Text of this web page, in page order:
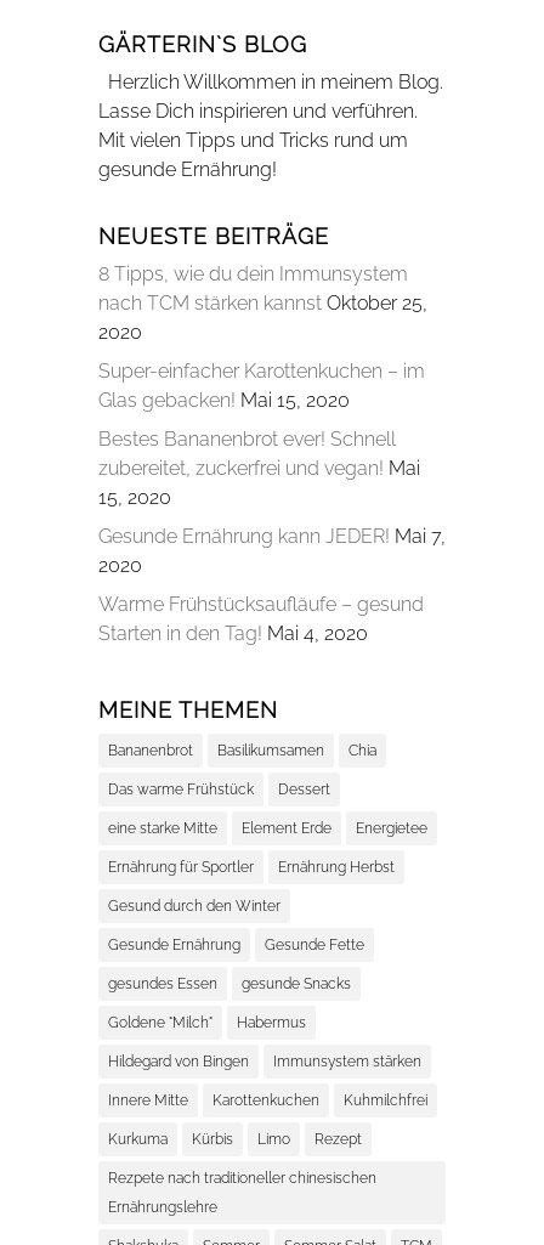
GÄRTERIN`S BLOG
Herzlich Willkommen in meinem Blog.
Lasse Dich inspirieren und verführen.
Mit vielen Tipps und Tricks rund um
gesunde Ernährung!
NEUESTE BEITRÄGE
8 Tipps, wie du dein Immunsystem
nach TCM stärken kannst Oktober 25,
2020
Super-einfacher Karottenkuchen – im
Glas gebacken! Mai 15, 2020
Bestes Bananenbrot ever! Schnell
zubereitet, zuckerfrei und vegan! Mai
15, 2020
Gesunde Ernährung kann JEDER! Mai 7,
2020
Warme Frühstücksaufläufe – gesund
Starten in den Tag! Mai 4, 2020
MEINE THEMEN
Bananenbrot Basilikumsamen Chia
Das warme Frühstück Dessert
eine starke Mitte Element Erde Energietee
Ernährung für Sportler Ernährung Herbst
Gesund durch den Winter
Gesunde Ernährung Gesunde Fette
gesundes Essen gesunde Snacks
Goldene "Milch" Habermus
Hildegard von Bingen Immunsystem stärken
Innere Mitte Karottenkuchen Kuhmilchfrei
Kurkuma Kürbis Limo Rezept
Rezpete nach traditioneller chinesischen
Ernährungslehre